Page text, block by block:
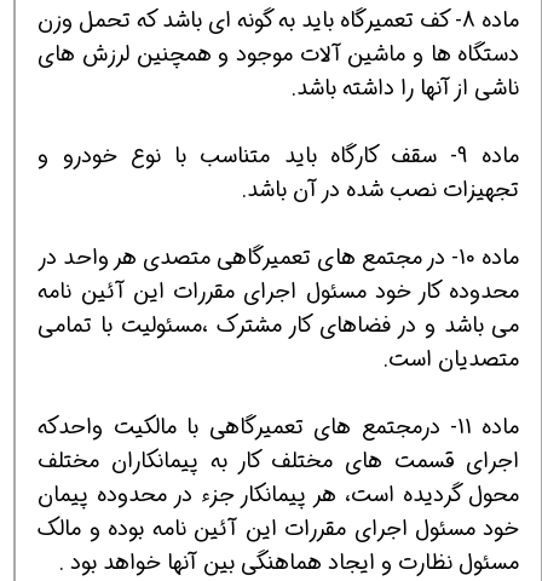
ماده 8- كف تعميرگاه بايد به گونه اي باشد كه تحمل وزن
دستگاه ها و ماشين آلات موجود و همچنين لرزش هاي
ناشي از آنها را داشته باشد.
ماده 9- سقف كارگاه بايد متناسب با نوع خودرو و
تجهيزات نصب شده در آن باشد.
ماده 10- در مجتمع هاي تعميرگاهي متصدي هر واحد در
محدوده كار خود مسئول اجراي مقررات اين آئين نامه
مي باشد و در فضاهاي كار مشترك ،مسئوليت با تمامي
متصديان است.
ماده 11- درمجتمع هاي تعميرگاهي با مالكيت واحدكه
اجراي قسمت هاي مختلف كار به پيمانكاران مختلف
محول گرديده است، هر پيمانكار جزء در محدوده پيمان
خود مسئول اجراي مقررات اين آئين نامه بوده و مالك
مسئول نظارت و ايجاد هماهنگي بين آنها خواهد بود .